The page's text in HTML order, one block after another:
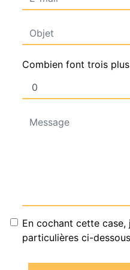
Combien font trois
En cochant cette
particulières ci-